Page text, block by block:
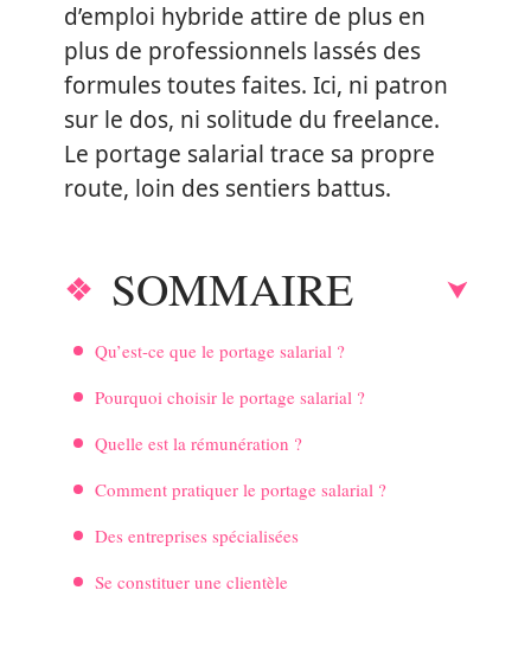
d’emploi hybride attire de plus en
plus de professionnels lassés des
formules toutes faites. Ici, ni patron
sur le dos, ni solitude du freelance.
Le portage salarial trace sa propre
route, loin des sentiers battus.
SOMMAIRE
Qu’est-ce que le portage salarial ?
Pourquoi choisir le portage salarial ?
Quelle est la rémunération ?
Comment pratiquer le portage salarial ?
Des entreprises spécialisées
Se constituer une clientèle